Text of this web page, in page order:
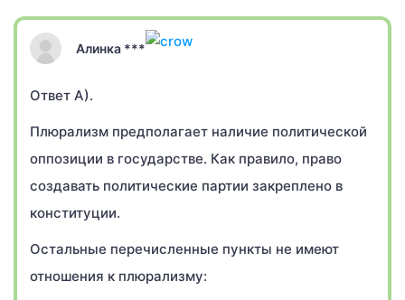
Алинка ***
Ответ А).
Плюрализм предполагает наличие политической
оппозиции в государстве. Как правило, право
создавать политические партии закреплено в
конституции.
Остальные перечисленные пункты не имеют
отношения к плюрализму: